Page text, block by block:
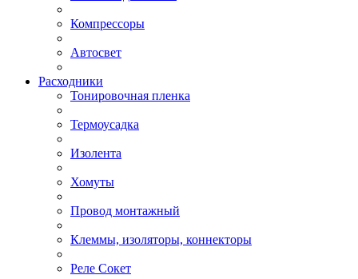
Компрессоры
Автосвет
Расходники
Тонировочная пленка
Термоусадка
Изолента
Хомуты
Провод монтажный
Клеммы, изоляторы, коннекторы
Реле Сокет